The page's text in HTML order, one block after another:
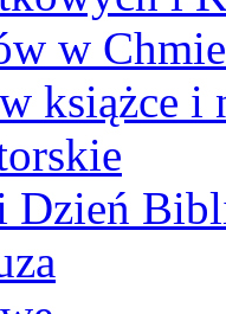
w
książce i
Dzień